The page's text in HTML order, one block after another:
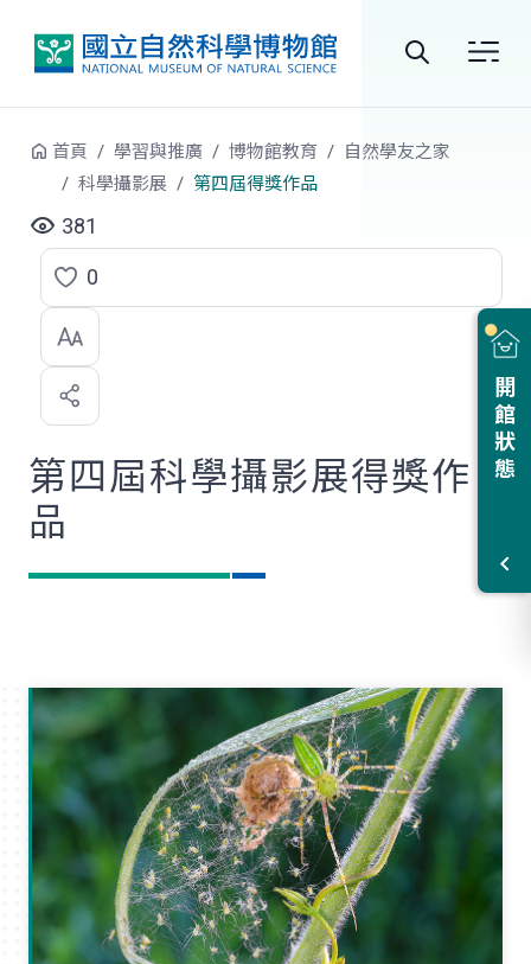
站
開館狀態
首頁 學習與推廣 博物館教育
自然學友之家
科學攝影展
第四屆得獎作品
381
點
選
喜
歡
0
第四屆科學攝影展得獎作
品